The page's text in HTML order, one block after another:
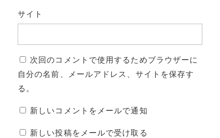
サイト
次回のコメントで使用するためブラウザーに
自分の名前、メールアドレス、サイトを保存す
る。
新しいコメントをメールで通知
新しい投稿をメールで受け取る